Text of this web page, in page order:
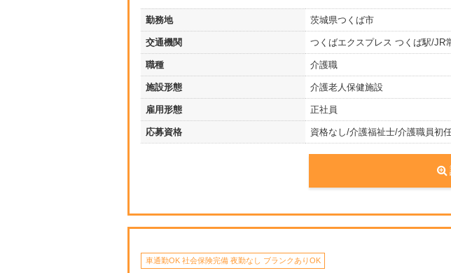
勤務地 茨城県つくば市
交通機関 つくばエクスプレス つくば駅/JR
職種 介護職
施設形態 介護老人保健施設
雇用形態 正社員
応募資格 資格なし/介護福祉士/介護職員初
車通勤OK 社会保険完備 夜勤なし ブランクありOK